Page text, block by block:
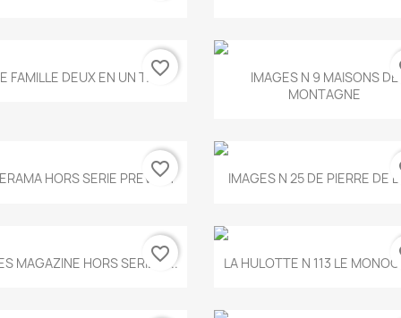
Aperçu rapide
FAMILLE DEUX EN UN T.675
favorite_border Aperçu rapide
IMAGES N 9 MAISONS DE
MONTAGNE
Aperçu rapide
HORS SERIE PREVERT
favorite_border Aperçu rapide
IMAGES N 25 DE PIERRE DE
Aperçu rapide
MAGAZINE HORS SERIE N...
favorite_border Aperçu rapide
LA HULOTTE N 113 LE